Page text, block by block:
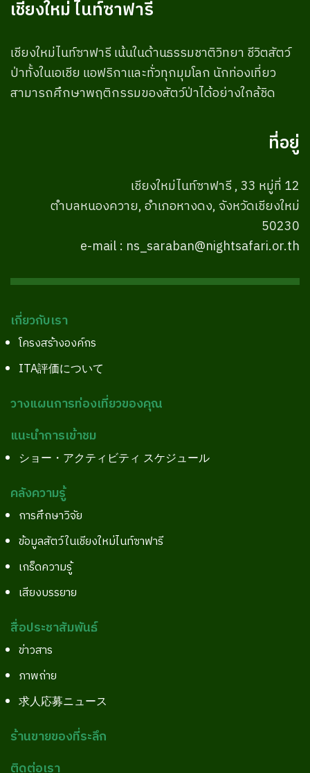
เชียงใหม่ ไนท์ซาฟารี
เชียงใหม่ไนท์ซาฟารี เน้นในด้านธรรมชาติวิทยา ชีวิตสัตว์
ป่าทั้งในเอเชีย แอฟริกาและทั่วทุกมุมโลก นักท่องเที่ยว
สามารถศึกษาพฤติกรรมของสัตว์ป่าได้อย่างใกล้ชิด
ที่อยู่
เชียงใหม่ไนท์ซาฟารี , 33 หมู่ที่ 12
ตำบลหนองควาย, อำเภอหางดง, จังหวัดเชียงใหม่
50230
e-mail : ns_saraban@nightsafari.or.th
เกี่ยวกับเรา
โครงสร้างองค์กร
ITA評価について
วางแผนการท่องเที่ยวของคุณ
แนะนำการเข้าชม
ショー・アクティビティ スケジュール
คลังความรู้
การศึกษาวิจัย
ข้อมูลสัตว์ในเชียงใหม่ไนท์ซาฟารี
เกร็ดความรู้
เสียงบรรยาย
สื่อประชาสัมพันธ์
ข่าวสาร
ภาพถ่าย
求人応募ニュース
ร้านขายของที่ระลึก